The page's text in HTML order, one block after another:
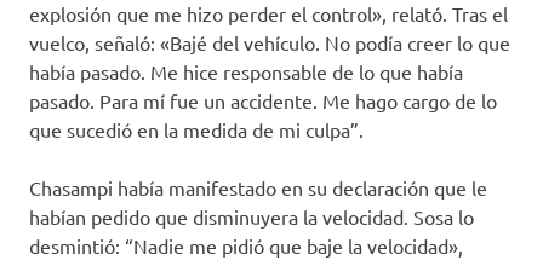
explosión que me hizo perder el control», relató. Tras el
vuelco, señaló: «Bajé del vehículo. No podía creer lo que
había pasado. Me hice responsable de lo que había
pasado. Para mí fue un accidente. Me hago cargo de lo
que sucedió en la medida de mi culpa”.
Chasampi había manifestado en su declaración que le
habían pedido que disminuyera la velocidad. Sosa lo
desmintió: “Nadie me pidió que baje la velocidad»,